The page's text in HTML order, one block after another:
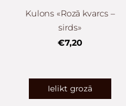
Kulons «Rozā kvarcs –
sirds»
€7,20
Ielikt grozā